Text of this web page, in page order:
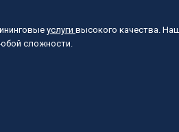
услуги высокого качества.
сложности.